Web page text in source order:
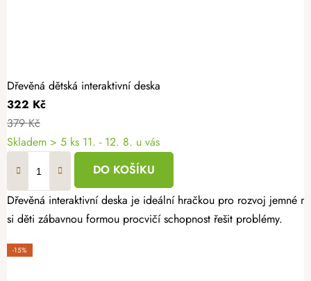
Dřevěná dětská interaktivní deska
322 Kč
379 Kč
Skladem > 5 ks 11. - 12. 8. u vás
DO KOŠÍKU
Dřevěná interaktivní deska je ideální hračkou pro rozvoj jemné
si děti zábavnou formou procvičí schopnost řešit problémy.
-15%